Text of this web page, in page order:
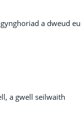
a dweud eu
a gwell seilwaith